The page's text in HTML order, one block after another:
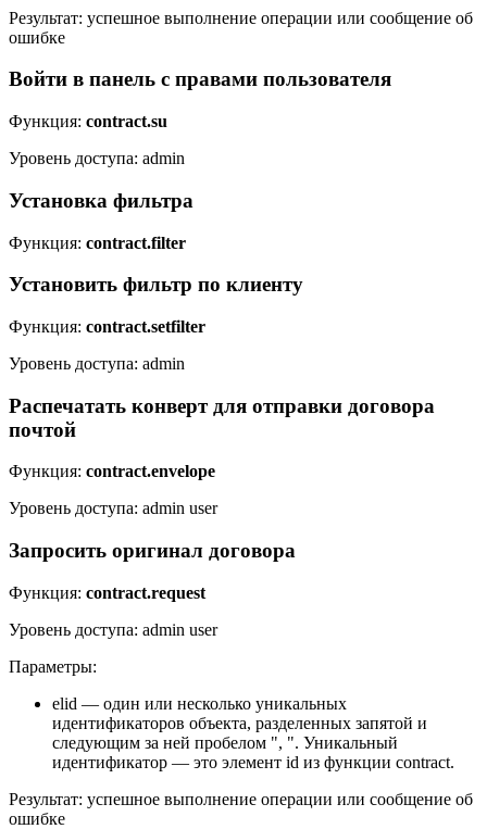
Результат: успешное выполнение операции или сообщение об
ошибке
Войти в панель с правами пользователя
Функция: contract.su
Уровень доступа: admin
Установка фильтра
Функция: contract.filter
Установить фильтр по клиенту
Функция: contract.setfilter
Уровень доступа: admin
Распечатать конверт для отправки договора
почтой
Функция: contract.envelope
Уровень доступа: admin user
Запросить оригинал договора
Функция: contract.request
Уровень доступа: admin user
Параметры:
elid — один или несколько уникальных
идентификаторов объекта, разделенных запятой и
следующим за ней пробелом ", ". Уникальный
идентификатор — это элемент id из функции contract.
Результат: успешное выполнение операции или сообщение об
ошибке